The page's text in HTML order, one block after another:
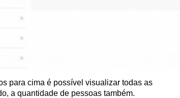
para cima é possível visualizar todas as
a quantidade de pessoas também.